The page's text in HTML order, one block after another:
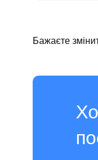
Бажаєте